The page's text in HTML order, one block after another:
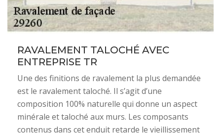
RAVALEMENT TALOCHÉ AVEC
ENTREPRISE TR
Une des finitions de ravalement la plus demandée
est le ravalement taloché. Il s’agit d’une
composition 100% naturelle qui donne un aspect
minérale et taloché aux murs. Les composants
contenus dans cet enduit retarde le vieillissement